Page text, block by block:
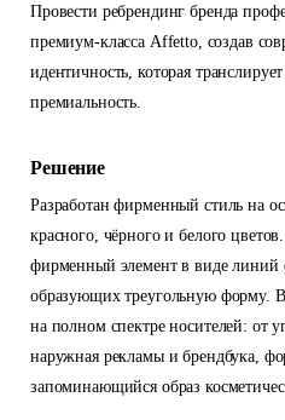
Провести ребрендинг бренда
премиум-класса Affetto, создав
идентичность, которая
премиальность.
Решение
Разработан фирменный стиль на
красного, чёрного и белого
фирменный элемент в виде линий
образующих треугольную форму.
на полном спектре носителей: от
наружная рекламы и брендбука,
запоминающийся образ